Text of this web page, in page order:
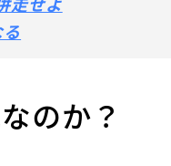
のか？